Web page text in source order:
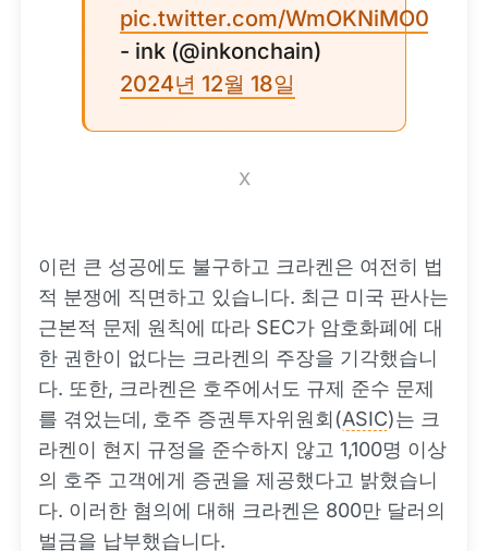
pic.twitter.com/WmOKNiMO06
- ink (@inkonchain)
2024년 12월 18일
X
이런 큰 성공에도 불구하고 크라켄은 여전히 법
적 분쟁에 직면하고 있습니다. 최근 미국 판사는
근본적 문제 원칙에 따라 SEC가 암호화폐에 대
한 권한이 없다는 크라켄의 주장을 기각했습니
다. 또한, 크라켄은 호주에서도 규제 준수 문제
를 겪었는데, 호주 증권투자위원회(ASIC)는 크
라켄이 현지 규정을 준수하지 않고 1,100명 이상
의 호주 고객에게 증권을 제공했다고 밝혔습니
다. 이러한 혐의에 대해 크라켄은 800만 달러의
벌금을 납부했습니다.